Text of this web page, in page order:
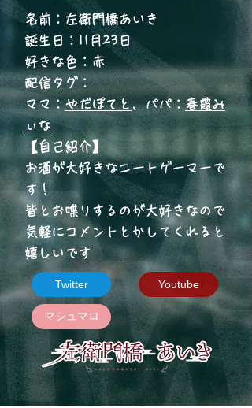
名前：左衛門橋あいき
誕生日：11月23日
好きな色：赤
配信タグ：
​ママ：やだぽてと、パパ：春霞み
ぃな
【自己紹介】
お酒が大好きなニートゲーマーで
す！
皆とお喋りするのが大好きなので
気軽にコメントとかしてくれると
嬉しいです
Twitter Youtube
マシュマロ